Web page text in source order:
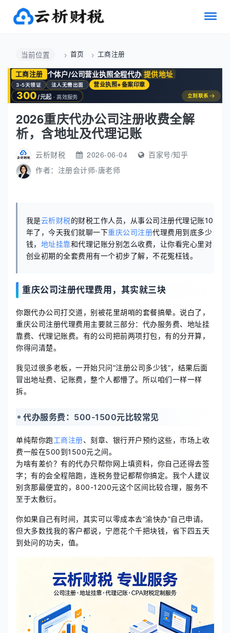
当前位置 首页 工商注册
工商注册 个体户/公司营业执照全程代办 提供地址
3-5天领证 法人无需出面 营业执照+备案印章
300/元起 · 高效服务 立刻联系 →
2026重庆代办公司注册收费全解
析，含地址及代理记账
云析财税 2026-06-04
百家号/知乎
作者： 注册会计师-唐老师
我是云析财税的财税工作人员，从事公司注册代理记账10
年了，今天我们就聊一下重庆公司注册代理费用到底多少
钱， 地址挂靠和代理记账分别怎么收费，让你看完心里对
创业初期的全套费用有一个初步了解，不花冤枉钱。
重庆公司注册代理费用，其实就三块
你跟代办公司打交道，别被花里胡哨的套餐搞晕。说白了，
重庆公司注册代理费用主要就三部分：代办服务费、地址挂
靠费、代理记账费。有的公司把前两项打包，有的分开算，
你得问清楚。
我见过很多老板，一开始只问“注册公司多少钱”，结果后面
冒出地址费、记账费，整个人都懵了。所以咱们一样一样
拆。
代办服务费：500-1500元比较常见
单纯帮你跑工商注册、刻章、银行开户预约这些，市场上收
费一般在500到1500元之间。
为啥有差价？有的代办只帮你网上填资料，你自己还得去签
字；有的会全程陪跑，连税务登记都帮你搞定。我个人建议
别贪那最便宜的，800-1200元这个区间比较合理，服务不
至于太敷衍。
你如果自己有时间，其实可以零成本去“渝快办”自己申请。
但大多数找我的客户都说，宁愿花个千把块钱，省下四五天
到处问的功夫，值。